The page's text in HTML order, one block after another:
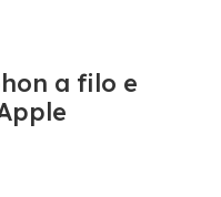
a filo e